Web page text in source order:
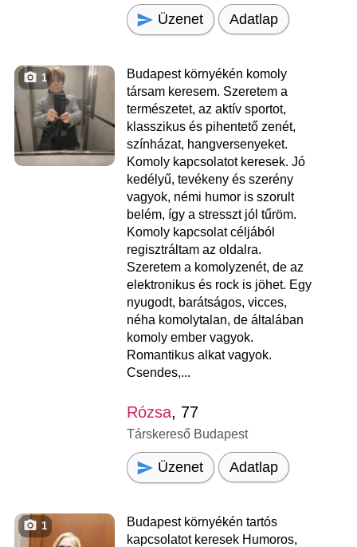
Üzenet Adatlap
1
Budapest környékén komoly
társam keresem. Szeretem a
természetet, az aktív sportot,
klasszikus és pihentető zenét,
színházat, hangversenyeket.
Komoly kapcsolatot keresek. Jó
kedélyű, tevékeny és szerény
vagyok, némi humor is szorult
belém, így a stresszt jól tűröm.
Komoly kapcsolat céljából
regisztráltam az oldalra.
Szeretem a komolyzenét, de az
elektronikus és rock is jöhet. Egy
nyugodt, barátságos, vicces,
néha komolytalan, de általában
komoly ember vagyok.
Romantikus alkat vagyok.
Csendes,...
Rózsa, 77
Társkereső Budapest
Üzenet Adatlap
1
Budapest környékén tartós
kapcsolatot keresek Humoros,